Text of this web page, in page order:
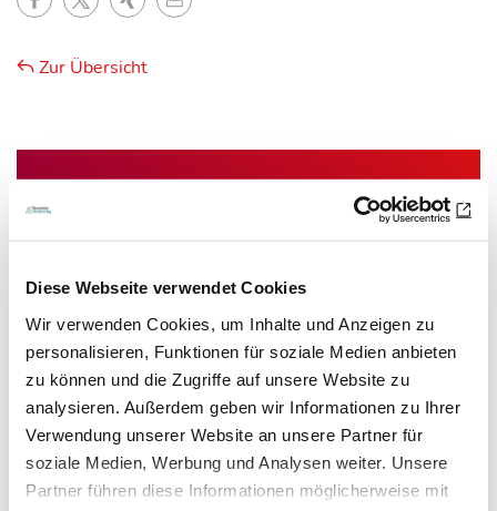
Diese Webseite verwendet Cookies
Wir verwenden Cookies, um Inhalte und Anzeigen zu
personalisieren, Funktionen für soziale Medien anbieten
zu können und die Zugriffe auf unsere Website zu
analysieren. Außerdem geben wir Informationen zu Ihrer
Verwendung unserer Website an unsere Partner für
soziale Medien, Werbung und Analysen weiter. Unsere
Partner führen diese Informationen möglicherweise mit
Newsletter­anmeldung
Newsletter informiert Sie jede Woche kostenfrei
Themen und die neusten Stellenangebote.
E-Mail-Adresse
Ich habe die Hinweise zum Datenschutzgelesen.*
Zur Übersicht